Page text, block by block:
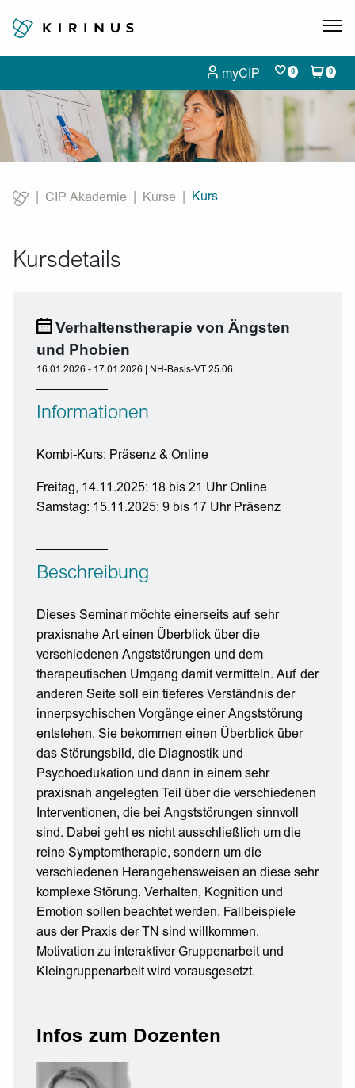
myCIP 0 0
CIP Akademie Kurse
Current:
Kurs
Kursdetails
Verhaltenstherapie von Ängsten
und Phobien
16.01.2026 - 17.01.2026 | NH-Basis-VT 25.06
Informationen
Kombi-Kurs: Präsenz & Online
Freitag, 14.11.2025: 18 bis 21 Uhr Online
Samstag: 15.11.2025: 9 bis 17 Uhr Präsenz
Beschreibung
Dieses Seminar möchte einerseits auf sehr
praxisnahe Art einen Überblick über die
verschiedenen Angststörungen und dem
therapeutischen Umgang damit vermitteln. Auf der
anderen Seite soll ein tieferes Verständnis der
innerpsychischen Vorgänge einer Angststörung
entstehen. Sie bekommen einen Überblick über
das Störungsbild, die Diagnostik und
Psychoedukation und dann in einem sehr
praxisnah angelegten Teil über die verschiedenen
Interventionen, die bei Angststörungen sinnvoll
sind. Dabei geht es nicht ausschließlich um die
reine Symptomtherapie, sondern um die
verschiedenen Herangehensweisen an diese sehr
komplexe Störung. Verhalten, Kognition und
Emotion sollen beachtet werden. Fallbeispiele
aus der Praxis der TN sind willkommen.
Motivation zu interaktiver Gruppenarbeit und
Kleingruppenarbeit wird vorausgesetzt.
Infos zum Dozenten